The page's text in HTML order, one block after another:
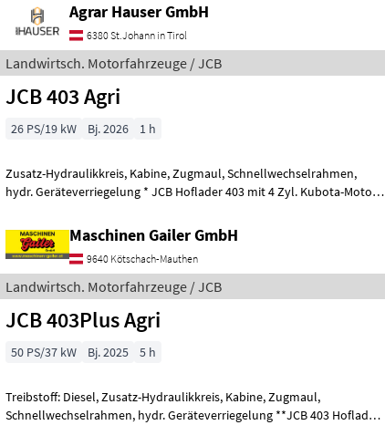
Agrar Hauser GmbH
6380 St.Johann in Tirol
Landwirtsch. Motorfahrzeuge / JCB
JCB 403 Agri
26 PS/19 kW Bj. 2026 1 h
Zusatz-Hydraulikkreis, Kabine, Zugmaul, Schnellwechselrahmen,
hydr. Geräteverriegelung * JCB Hoflader 403 mit 4 Zyl. Kubota-Motor *
Maschinen Gailer GmbH
9640 Kötschach-Mauthen
Landwirtsch. Motorfahrzeuge / JCB
JCB 403Plus Agri
50 PS/37 kW Bj. 2025 5 h
Treibstoff: Diesel, Zusatz-Hydraulikkreis, Kabine, Zugmaul,
Schnellwechselrahmen, hydr. Geräteverriegelung **JCB 403 Hoflader -